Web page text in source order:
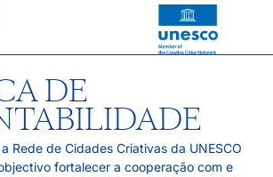
DE
Rede de Cidades Criativas da UNESCO
fortalecer a cooperação com e